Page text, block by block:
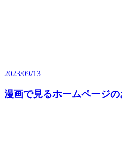
2023/09/13
漫画で見るホームページ